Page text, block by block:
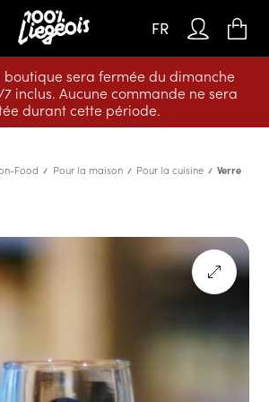
sera fermée du dimanche
inclus. Aucune commande ne sera
durant cette période.
FR
Food Pour la maison Pour la cuisine
Verre